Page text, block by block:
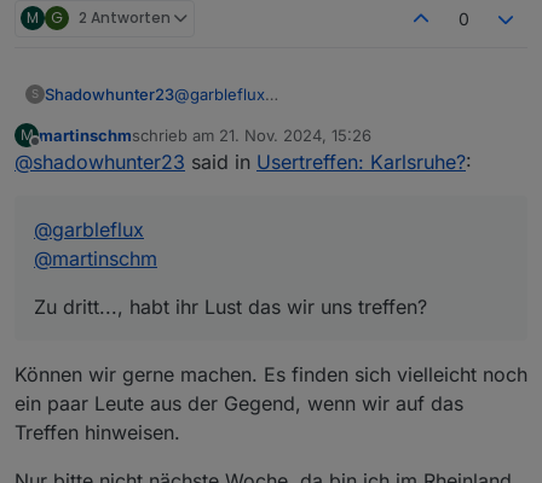
M G 2 Antworten 0
S Shadowhunter23@garbleflux
Zu dritt..., habt ihr Lust das wir uns treffen?
M
Offline
martinschmschrieb am 21. Nov. 2024, 15:26
zuletzt editiert von
@shadowhunter23 said in Usertreffen: Karlsruhe?:
@garbleflux
@martinschm
Zu dritt..., habt ihr Lust das wir uns treffen?
Können wir gerne machen. Es finden sich vielleicht noch
ein paar Leute aus der Gegend, wenn wir auf das
Treffen hinweisen.